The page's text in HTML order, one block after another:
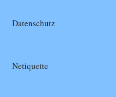
Datenschutz
Netiquette